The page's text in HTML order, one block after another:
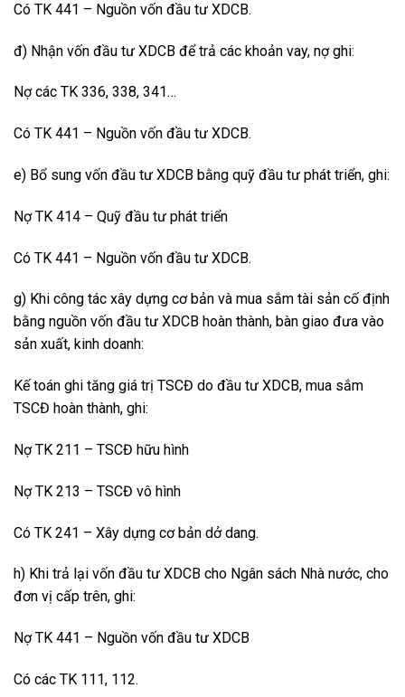
Có TK 441 – Nguồn vốn đầu tư XDCB.
đ) Nhận vốn đầu tư XDCB để trả các khoản vay, nợ ghi:
Nợ các TK 336, 338, 341…
Có TK 441 – Nguồn vốn đầu tư XDCB.
e) Bổ sung vốn đầu tư XDCB bằng quỹ đầu tư phát triển, ghi:
Nợ TK 414 – Quỹ đầu tư phát triển
Có TK 441 – Nguồn vốn đầu tư XDCB.
g) Khi công tác xây dựng cơ bản và mua sắm tài sản cố định
bằng nguồn vốn đầu tư XDCB hoàn thành, bàn giao đưa vào
sản xuất, kinh doanh:
Kế toán ghi tăng giá trị TSCĐ do đầu tư XDCB, mua sắm
TSCĐ hoàn thành, ghi:
Nợ TK 211 – TSCĐ hữu hình
Nợ TK 213 – TSCĐ vô hình
Có TK 241 – Xây dựng cơ bản dở dang.
h) Khi trả lại vốn đầu tư XDCB cho Ngân sách Nhà nước, cho
đơn vị cấp trên, ghi:
Nợ TK 441 – Nguồn vốn đầu tư XDCB
Có các TK 111, 112.